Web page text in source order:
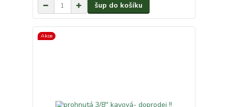
šup do košíku
Akce